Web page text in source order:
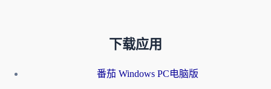
下载应用
番茄 Windows PC电脑版